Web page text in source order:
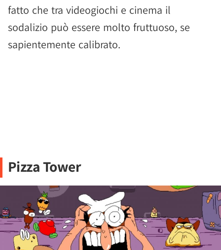
fatto che tra videogiochi e cinema il
sodalizio può essere molto fruttuoso, se
sapientemente calibrato.
Pizza Tower